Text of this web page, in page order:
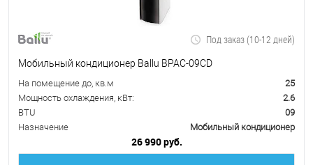
Под заказ (10-12 дней)
Мобильный кондиционер Ballu BPAC-09CD
На помещение до, кв.м
25
Мощность охлаждения, кВт:
2.6
BTU
09
Назначение
Мобильный кондиционер
26 990 руб.